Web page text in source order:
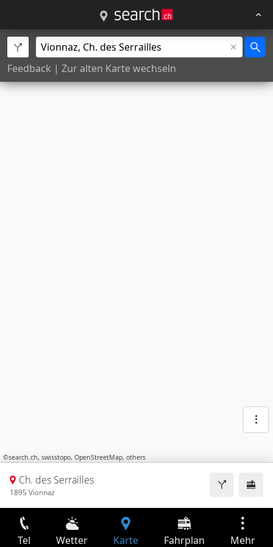
Feedback | Zur alten Karte wechseln
©search.ch, swisstopo, OpenStreetMap, others
Ch. des Serrailles
1895 Vionnaz
Tel Wetter Karte Fahrplan Mehr